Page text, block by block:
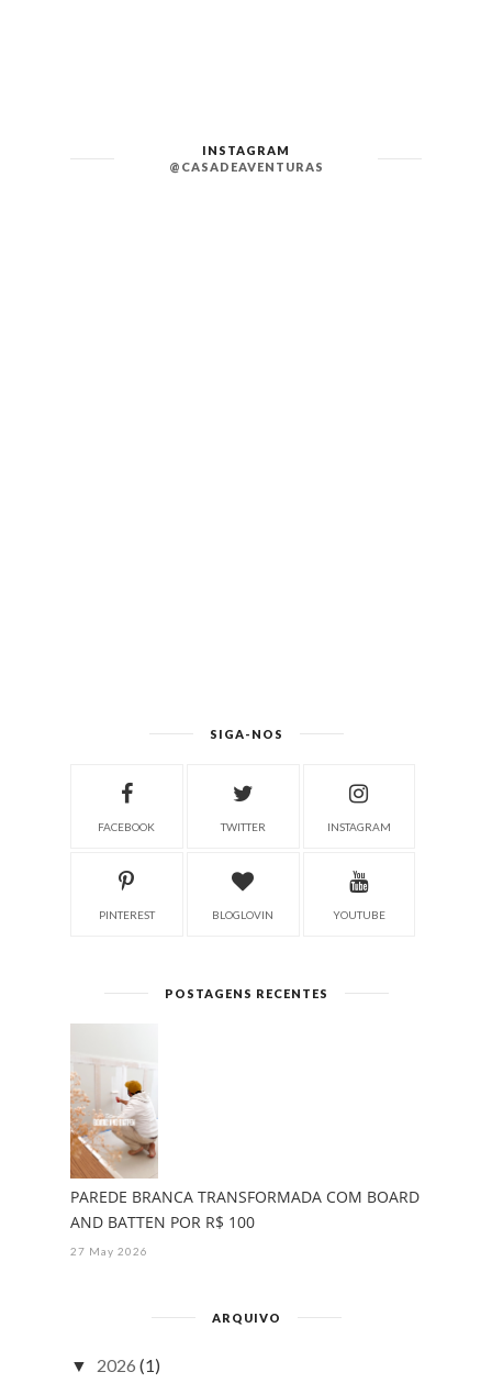
INSTAGRAM
@CASADEAVENTURAS
SIGA-NOS
FACEBOOK TWITTER INSTAGRAM
PINTEREST BLOGLOVIN YOUTUBE
POSTAGENS RECENTES
PAREDE BRANCA TRANSFORMADA COM BOARD
AND BATTEN POR R$ 100
27 May 2026
ARQUIVO
▼ 2026 (1)